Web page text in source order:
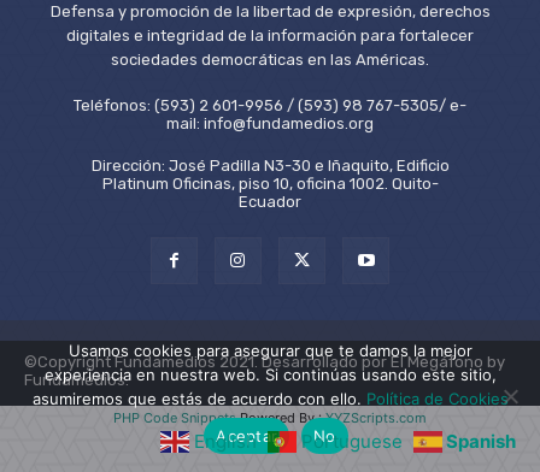
Defensa y promoción de la libertad de expresión, derechos
digitales e integridad de la información para fortalecer
sociedades democráticas en las Américas.
Teléfonos: (593) 2 601-9956 / (593) 98 767-5305/ e-
mail: info@fundamedios.org
Dirección: José Padilla N3-30 e Iñaquito, Edificio
Platinum Oficinas, piso 10, oficina 1002. Quito-
Ecuador
©Copyright Fundamedios 2021. Desarrollado por El Megáfono by
Fundamedios.
English Portuguese Spanish
PHP Code SnippetsPowered By :XYZScripts.com
Usamos cookies para asegurar que te damos la mejor
experiencia en nuestra web. Si continúas usando este sitio,
asumiremos que estás de acuerdo con ello. Política de Cookies
Aceptar
No